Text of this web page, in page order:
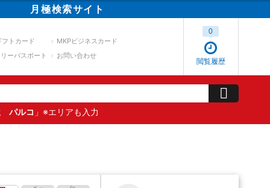
月極検索サイト
フトカード
MKPビジネスカード
ーパスポート
お問い合わせ
閲覧履歴
0
パルコ 」※エリアも入力